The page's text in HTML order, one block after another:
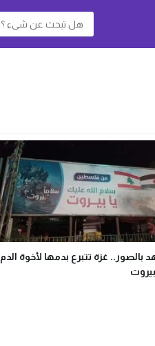
بالصور.. غزة تتبرع بدمها لأخوة الدم